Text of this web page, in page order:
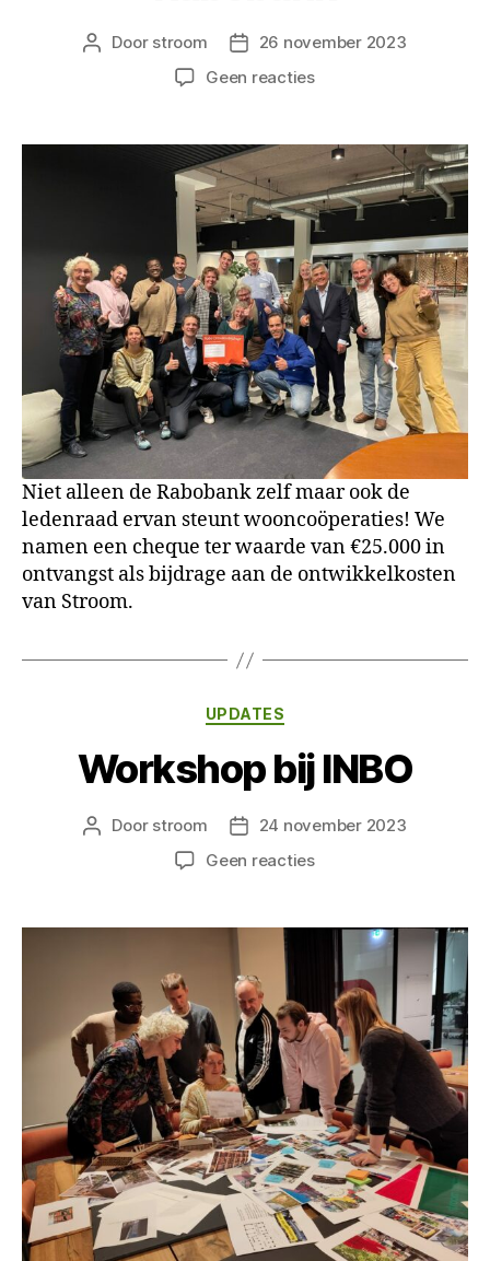
Berichtauteur
Door stroom Berichtdatum
26 november 2023
Geen reactiesop
Fonds
Rabobank
Niet alleen de Rabobank zelf maar ook de
ledenraad ervan steunt wooncoöperaties! We
namen een cheque ter waarde van €25.000 in
ontvangst als bijdrage aan de ontwikkelkosten
van Stroom.
Categorieën
UPDATES
Workshop bij INBO
Berichtauteur
Door stroom Berichtdatum
24 november 2023
Geen reactiesop
INBO